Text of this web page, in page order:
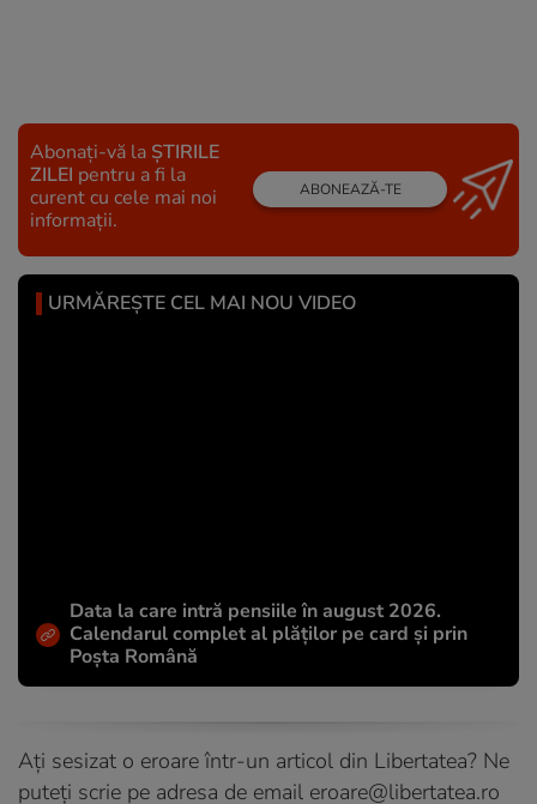
Abonați-vă la ȘTIRILE
ZILEI pentru a fi la
curent cu cele mai noi
informații.
ABONEAZĂ-TE
URMĂREȘTE CEL MAI NOU VIDEO
Data la care intră pensiile în august 2026.
Calendarul complet al plăților pe card și prin
Poșta Română
Ați sesizat o eroare într-un articol din Libertatea? Ne
puteți scrie pe adresa de email eroare@libertatea.ro